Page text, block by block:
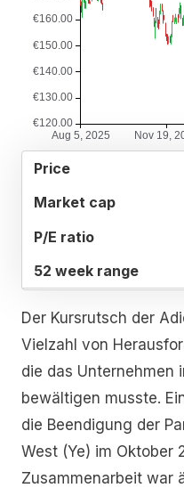
Der Kursrutsch der
Vielzahl von
die das Unternehmen
bewältigen musste.
die Beendigung der
West (Ye) im Oktober
Zusammenarbeit war